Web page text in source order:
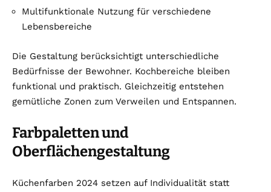
Multifunktionale Nutzung für verschiedene
Lebensbereiche
Die Gestaltung berücksichtigt unterschiedliche
Bedürfnisse der Bewohner. Kochbereiche bleiben
funktional und praktisch. Gleichzeitig entstehen
gemütliche Zonen zum Verweilen und Entspannen.
Farbpaletten und
Oberflächengestaltung
Küchenfarben 2024 setzen auf Individualität statt